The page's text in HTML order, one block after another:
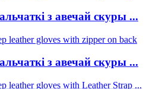
з авечай скуры ...
з авечай скуры ...